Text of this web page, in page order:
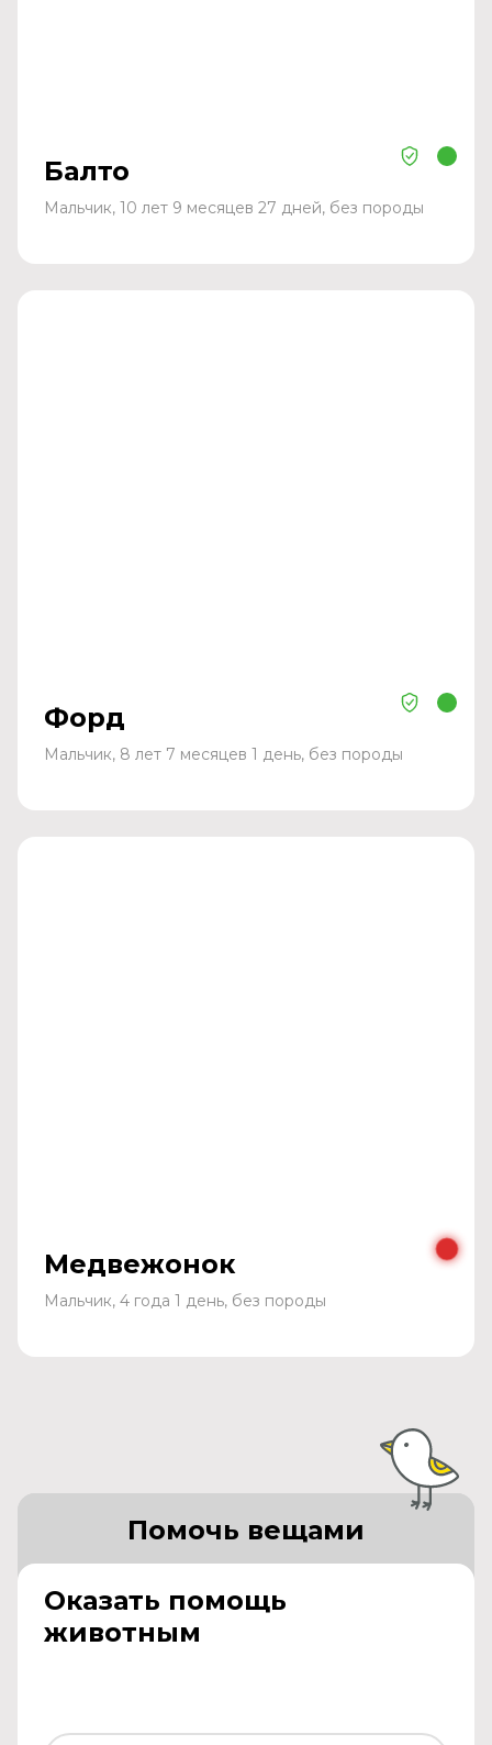
Балто
Мальчик, 10 лет 9 месяцев 27 дней, без породы
Форд
Мальчик, 8 лет 7 месяцев 1 день, без породы
Медвежонок
Мальчик, 4 года 1 день, без породы
Оказать помощь
животным
Помочь вещами